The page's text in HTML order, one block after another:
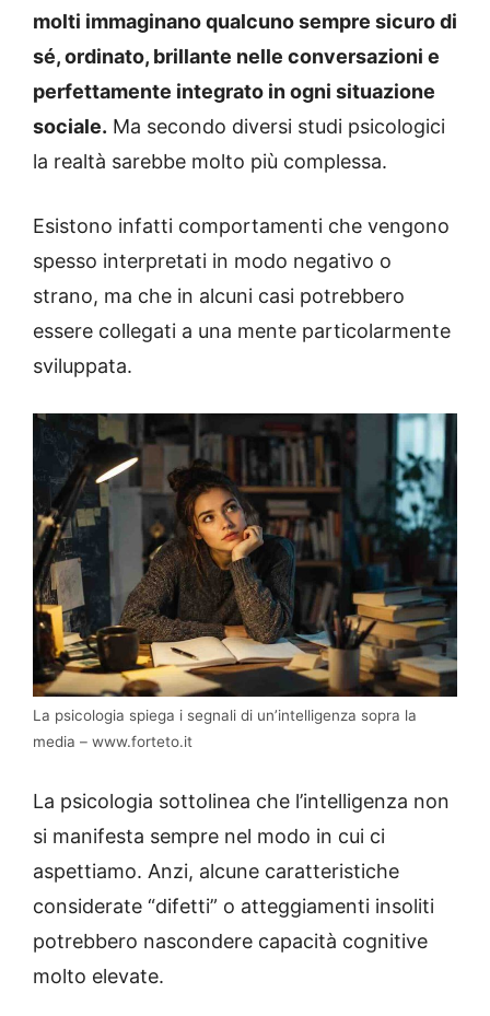
molti immaginano qualcuno sempre sicuro di
sé, ordinato, brillante nelle conversazioni e
perfettamente integrato in ogni situazione
sociale. Ma secondo diversi studi psicologici
la realtà sarebbe molto più complessa.
Esistono infatti comportamenti che vengono
spesso interpretati in modo negativo o
strano, ma che in alcuni casi potrebbero
essere collegati a una mente particolarmente
sviluppata.
La psicologia spiega i segnali di un’intelligenza sopra la
media – www.forteto.it
La psicologia sottolinea che l’intelligenza non
si manifesta sempre nel modo in cui ci
aspettiamo. Anzi, alcune caratteristiche
considerate “difetti” o atteggiamenti insoliti
potrebbero nascondere capacità cognitive
molto elevate.